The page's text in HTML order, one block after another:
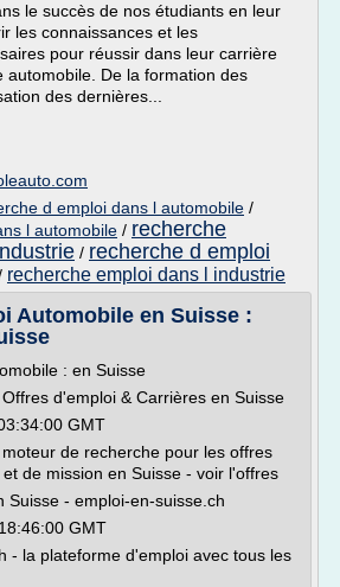
le succès de nos étudiants en leur
les connaissances et les
pour réussir dans leur carrière
automobile. De la formation des
des dernières...
d emploi dans l automobile /
l automobile / recherche
/ recherche d emploi
recherche emploi dans l industrie
Automobile en Suisse :
: en Suisse
d'emploi & Carrières en Suisse
GMT
de recherche pour les offres
de mission en Suisse - voir l'offres
Suisse - emploi-en-suisse.ch
GMT
- la plateforme d'emploi avec tous les